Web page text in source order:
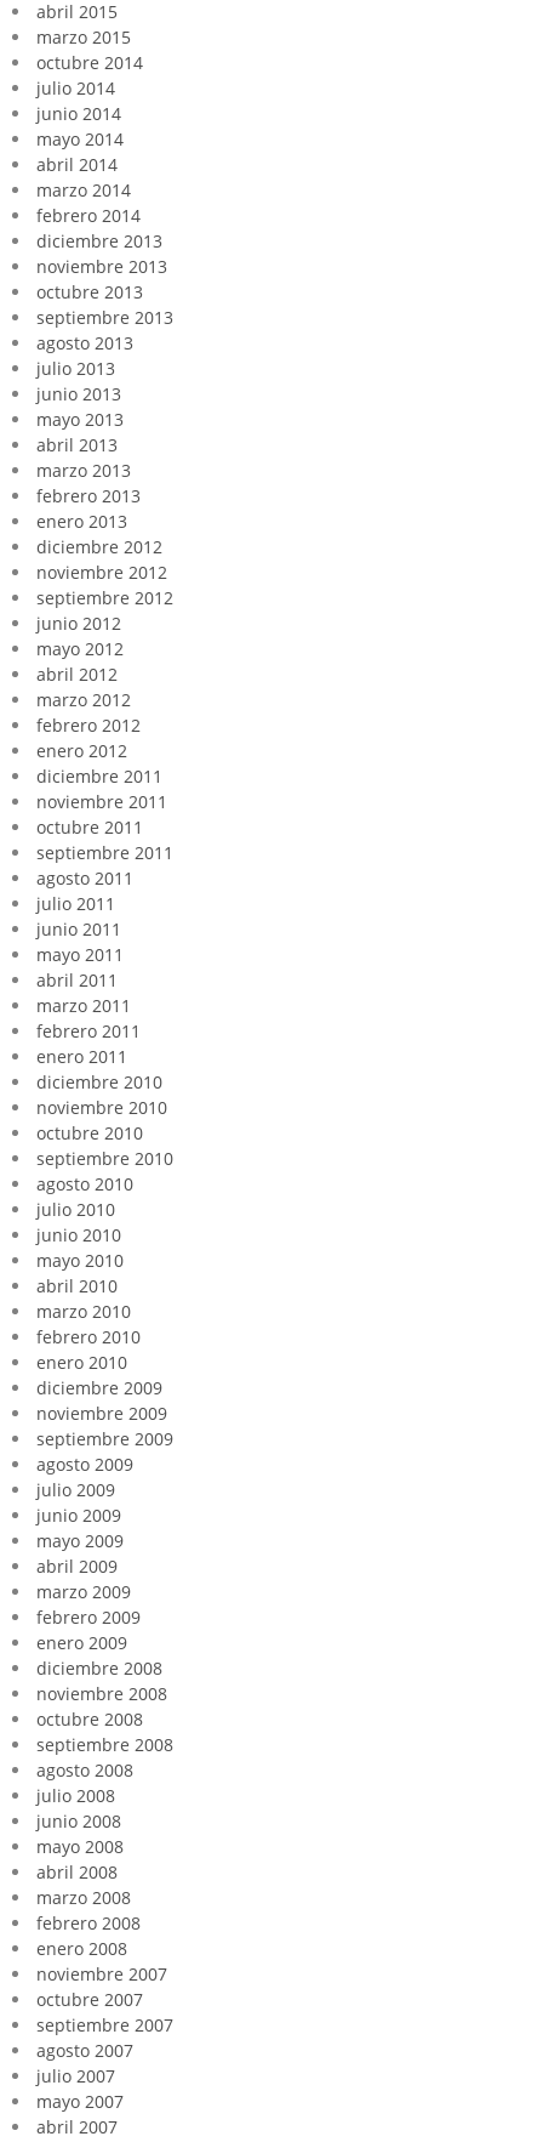
abril 2015
marzo 2015
octubre 2014
julio 2014
junio 2014
mayo 2014
abril 2014
marzo 2014
febrero 2014
diciembre 2013
noviembre 2013
octubre 2013
septiembre 2013
agosto 2013
julio 2013
junio 2013
mayo 2013
abril 2013
marzo 2013
febrero 2013
enero 2013
diciembre 2012
noviembre 2012
septiembre 2012
junio 2012
mayo 2012
abril 2012
marzo 2012
febrero 2012
enero 2012
diciembre 2011
noviembre 2011
octubre 2011
septiembre 2011
agosto 2011
julio 2011
junio 2011
mayo 2011
abril 2011
marzo 2011
febrero 2011
enero 2011
diciembre 2010
noviembre 2010
octubre 2010
septiembre 2010
agosto 2010
julio 2010
junio 2010
mayo 2010
abril 2010
marzo 2010
febrero 2010
enero 2010
diciembre 2009
noviembre 2009
septiembre 2009
agosto 2009
julio 2009
junio 2009
mayo 2009
abril 2009
marzo 2009
febrero 2009
enero 2009
diciembre 2008
noviembre 2008
octubre 2008
septiembre 2008
agosto 2008
julio 2008
junio 2008
mayo 2008
abril 2008
marzo 2008
febrero 2008
enero 2008
noviembre 2007
octubre 2007
septiembre 2007
agosto 2007
julio 2007
mayo 2007
abril 2007